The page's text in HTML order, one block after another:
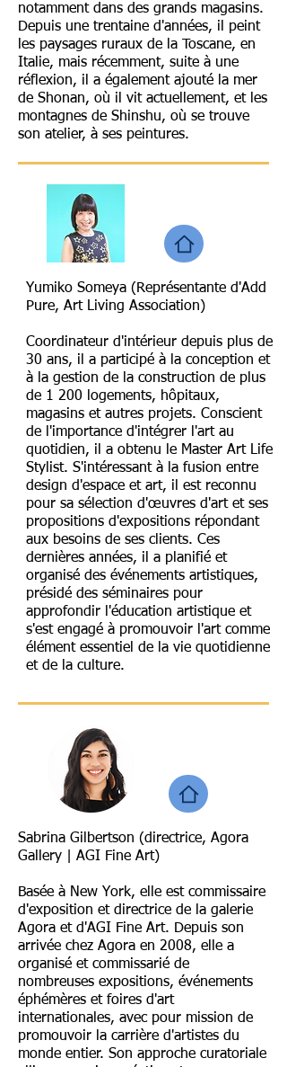
notamment dans des grands magasins.
Depuis une trentaine d'années, il peint
les paysages ruraux de la Toscane, en
Italie, mais récemment, suite à une
réflexion, il a également ajouté la mer
de Shonan, où il vit actuellement, et les
montagnes de Shinshu, où se trouve
son atelier, à ses peintures.
Yumiko Someya (Représentante d'Add
Pure, Art Living Association)
Coordinateur d'intérieur depuis plus de
30 ans, il a participé à la conception et
à la gestion de la construction de plus
de 1 200 logements, hôpitaux,
magasins et autres projets. Conscient
de l'importance d'intégrer l'art au
quotidien, il a obtenu le Master Art Life
Stylist. S'intéressant à la fusion entre
design d'espace et art, il est reconnu
pour sa sélection d'œuvres d'art et ses
propositions d'expositions répondant
aux besoins de ses clients. Ces
dernières années, il a planifié et
organisé des événements artistiques,
présidé des séminaires pour
approfondir l'éducation artistique et
s'est engagé à promouvoir l'art comme
élément essentiel de la vie quotidienne
et de la culture.
Sabrina Gilbertson (directrice, Agora
Gallery | AGI Fine Art)
Basée à New York, elle est commissaire
d'exposition et directrice de la galerie
Agora et d'AGI Fine Art. Depuis son
arrivée chez Agora en 2008, elle a
organisé et commissarié de
nombreuses expositions, événements
éphémères et foires d'art
internationales, avec pour mission de
promouvoir la carrière d'artistes du
monde entier. Son approche curatoriale